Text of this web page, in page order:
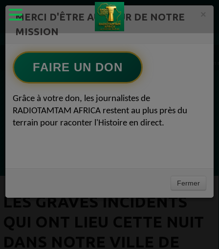
Actualité en continu /Politique/Culture/ Mode/
Les graves incidents qui ont lieu cette nuit dans notre Ville de Bezons ne servent à rien
(Sheryfa Luna
LES GRAVES INCIDENTS
MERCI D'ÊTRE AU CŒUR DE NOTRE
MISSION
FAIRE UN DON
Grâce à votre don, les journalistes de
RADIOTAMTAM AFRICA restent au plus près du
terrain pour raconter l'Histoire en direct.
Fermer